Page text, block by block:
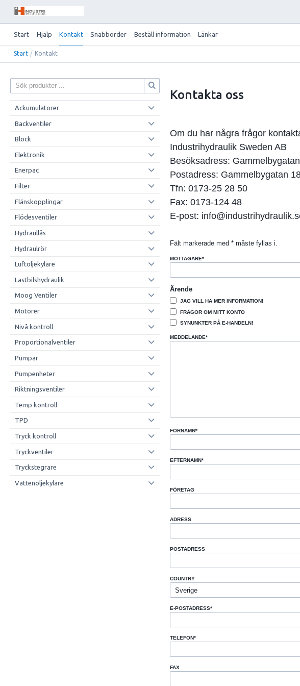
Start Hjälp Kontakt Snabborder Beställ information Länkar
Start / Kontakt
Ackumulatorer
Backventiler
Block
Elektronik
Enerpac
Filter
Flänskopplingar
Flödesventiler
Hydraullås
Hydraulrör
Luftoljekylare
Lastbilshydraulik
Moog Ventiler
Motorer
Nivå kontroll
Proportionalventiler
Pumpar
Pumpenheter
Riktningsventiler
Temp kontroll
TPD
Tryck kontroll
Tryckventiler
Tryckstegrare
Vattenoljekylare
Kontakta oss
Om du har några frågor
Industrihydraulik Sweden AB
Besöksadress:
Postadress: Gammelbygatan
Tfn: 0173-25 28 50
Fax: 0173-124 48
E-post:
Fält markerade med * måste fyllas i.
MOTTAGARE*
Ärende
JAG VILL HA MER INFORMATION!
FRÅGOR OM MITT KONTO
SYNUNKTER PÅ E-HANDELN!
MEDDELANDE*
FÖRNAMN*
EFTERNAMN*
FÖRETAG
ADRESS
POSTADRESS
COUNTRY
E-POSTADRESS*
TELEFON*
FAX